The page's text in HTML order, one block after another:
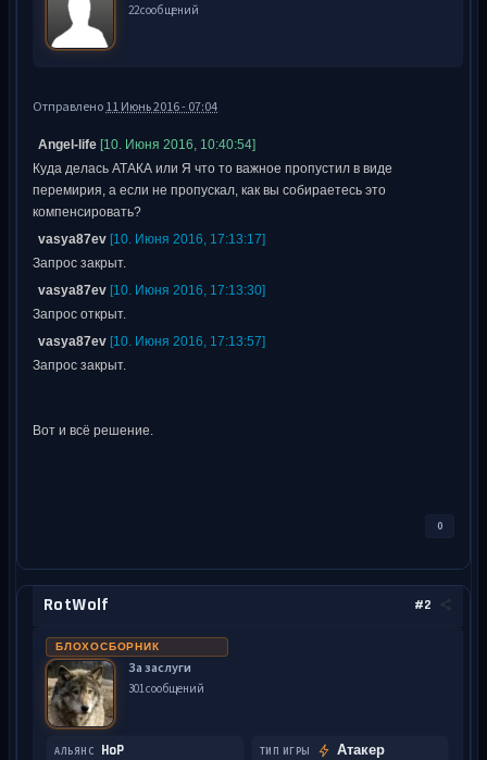
22 сообщений
Отправлено11 Июнь 2016 - 07:04
Angel-life [10. Июня 2016, 10:40:54]
Куда делась АТАКА или Я что то важное пропустил в виде
перемирия, а если не пропускал, как вы собираетесь это
компенсировать?
vasya87ev [10. Июня 2016, 17:13:17]
Запрос закрыт.
vasya87ev [10. Июня 2016, 17:13:30]
Запрос открыт.
vasya87ev [10. Июня 2016, 17:13:57]
Запрос закрыт.
Вот и всё решение.
0
#2
RotWolf
БЛОХОСБОРНИК
За заслуги
301 сообщений
АЛЬЯНС HoP ТИП ИГРЫ Атакер